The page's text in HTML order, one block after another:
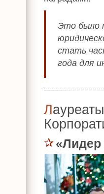
Это было
стать
года для
Лауреаты премии «УСПЕХ. Лучший
«Лидер